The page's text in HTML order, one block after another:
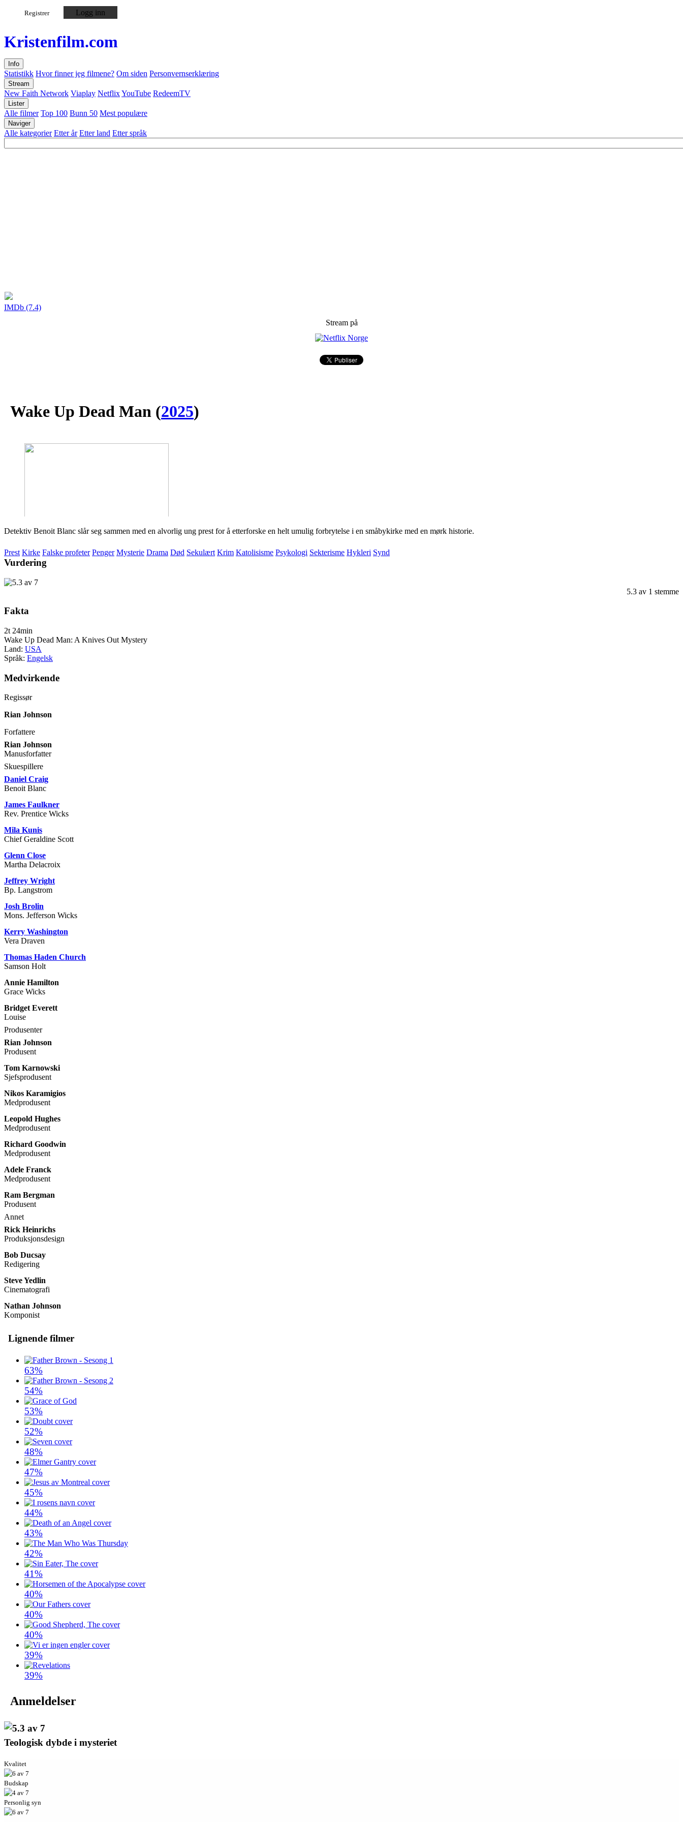
Registrer Logg inn
Kristenfilm.com
Info
Statistikk Hvor finner jeg filmene? Om siden Personvernserklæring
Stream
New Faith Network Viaplay NetflixYouTube RedeemTV
Lister
Alle filmer Top 100 Bunn 50 Mest populære
Naviger
Alle kategorier Etter år Etter land Etter språk
IMDb (7.4)
Stream på
Wake Up Dead Man (2025)
Detektiv Benoit Blanc slår seg sammen med en alvorlig ung prest for å etterforske en helt umulig forbrytelse i en småbykirke med en mørk historie.
Prest Kirke Falske profeter Penger Mysterie Drama Død Sekulært Krim Katolisisme Psykologi Sekterisme Hykleri Synd
Vurdering
5.3 av 1 stemme
Fakta
2t 24min
Wake Up Dead Man: A Knives Out Mystery
Land: USA
Språk: Engelsk
Medvirkende
Regissør
Rian Johnson
Forfattere
Rian Johnson
Manusforfatter
Skuespillere
Daniel Craig
Benoit Blanc
James Faulkner
Rev. Prentice Wicks
Mila Kunis
Chief Geraldine Scott
Glenn Close
Martha Delacroix
Jeffrey Wright
Bp. Langstrom
Josh Brolin
Mons. Jefferson Wicks
Kerry Washington
Vera Draven
Thomas Haden Church
Samson Holt
Annie Hamilton
Grace Wicks
Bridget Everett
Louise
Produsenter
Rian Johnson
Produsent
Tom Karnowski
Sjefsprodusent
Nikos Karamigios
Medprodusent
Leopold Hughes
Medprodusent
Richard Goodwin
Medprodusent
Adele Franck
Medprodusent
Ram Bergman
Produsent
Annet
Rick Heinrichs
Produksjonsdesign
Bob Ducsay
Redigering
Steve Yedlin
Cinematografi
Nathan Johnson
Komponist
Lignende filmer
63%
54%
53%
52%
48%
47%
45%
44%
43%
42%
41%
40%
40%
40%
39%
39%
Anmeldelser
Teologisk dybde i mysteriet
Kvalitet
Budskap
Personlig syn